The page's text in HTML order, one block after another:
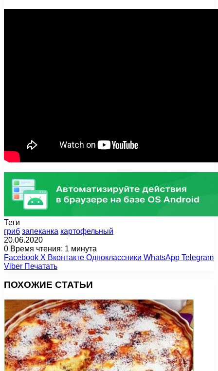
Теги
гриб запеканка картофельный
20.06.2020
0 Время чтения: 1 минута
Facebook X Вконтакте Одноклассники WhatsApp Telegram
Viber Печатать
ПОХОЖИЕ СТАТЬИ